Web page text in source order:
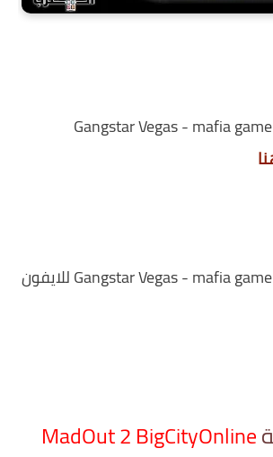
رابط تحميل لعبة Gangstar Vegas - mafia game
رابط تحميل لعبة Gangstar Vegas - mafia game للايفون
MadOut 2 BigCityOnline